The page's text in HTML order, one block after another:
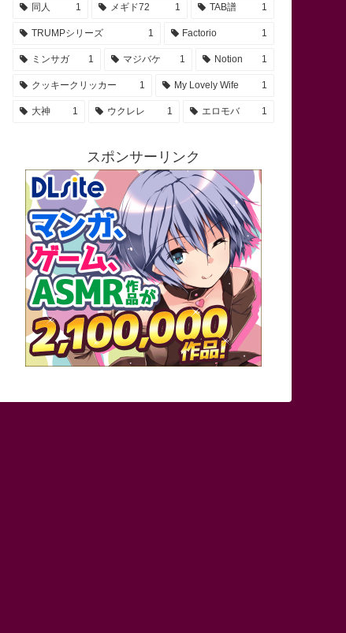
同人 1 メギド72 1 TAB譜 1
TRUMPシリーズ 1 Factorio 1
ミンサガ 1 マジバケ 1 Notion 1
クッキークリッカー 1 My Lovely Wife 1
大神 1 ウクレレ 1 エロモバ 1
スポンサーリンク